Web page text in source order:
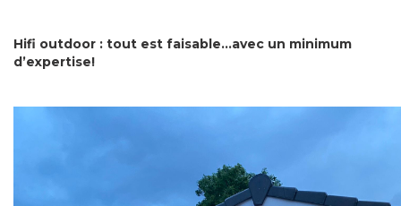
Hifi outdoor : tout est faisable…avec un minimum
d’expertise!